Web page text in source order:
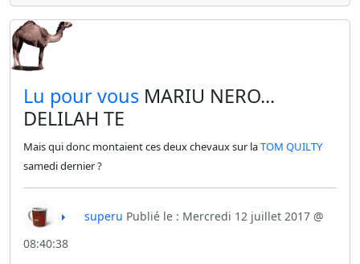
​Lu pour vous MARIU NERO...
DELILAH TE
Mais qui donc montaient ces deux chevaux sur laTOM QUILTY
samedi dernier ?
superu Publié le : Mercredi 12 juillet 2017 @
08:40:38